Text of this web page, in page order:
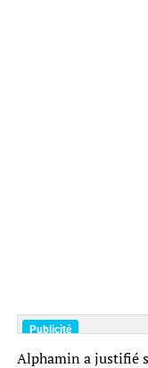
Alphamin a justifié